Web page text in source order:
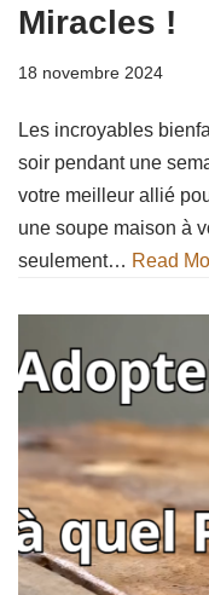
Miracles !
18 novembre 2024
Les incroyables
soir pendant une
votre meilleur allié
une soupe maison à
seulement… Read